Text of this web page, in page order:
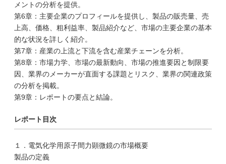
メントの分析を提供。
第6章：主要企業のプロフィールを提供し、製品の販売量、売
上高、価格、粗利益率、製品紹介など、市場の主要企業の基本
的な状況を詳しく紹介。
第7章：産業の上流と下流を含む産業チェーンを分析。
第8章：市場力学、市場の最新動向、市場の推進要因と制限要
因、業界のメーカーが直面する課題とリスク、業界の関連政策
の分析を掲載。
第9章：レポートの要点と結論。
レポート目次
１．電気化学用原子間力顕微鏡の市場概要
製品の定義